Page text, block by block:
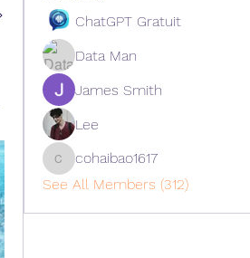
ChatGPT Gratuit
Data Man
James Smith
Lee
cohaibao1617
cohaibao1617
See All Members (312)